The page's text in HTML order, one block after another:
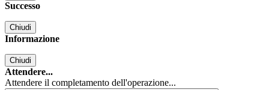
Successo
Chiudi
Informazione
Chiudi
Attendere...
Attendere il completamento dell'operazione...